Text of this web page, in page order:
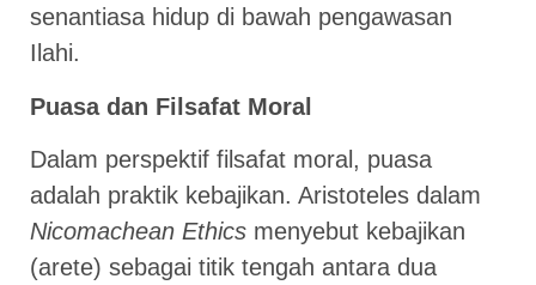
senantiasa hidup di bawah pengawasan
Ilahi.
Puasa dan Filsafat Moral
Dalam perspektif filsafat moral, puasa
adalah praktik kebajikan. Aristoteles dalam
Nicomachean Ethics menyebut kebajikan
(arete) sebagai titik tengah antara dua